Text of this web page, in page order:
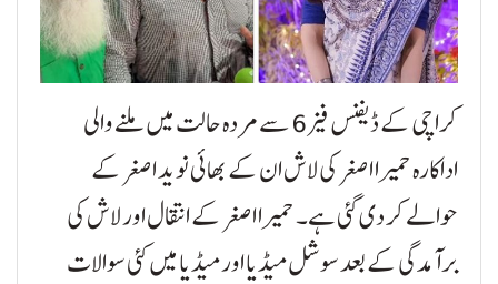
کراچی کے ڈیفنس فیز 6 سے مردہ حالت میں ملنے والی
اداکارہ حمیرا اصغر کی لاش ان کے بھائی نوید اصغر کے
حوالے کر دی گئی ہے۔ حمیرا اصغر کے انتقال اور لاش کی
برآمدگی کے بعد سوشل میڈیا اور میڈیا میں کئی سوالات